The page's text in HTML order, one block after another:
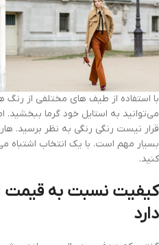
با استفاده از طیف های مختلفی از رنگ
می‌توانید به استایل خود گرما ببخشید.
قرار نیست رنگی رنگی به نظر برسید.
بسیار مهم است. با یک انتخاب اشتباه
کنید.
کیفیت نسبت به قیمت
دارد